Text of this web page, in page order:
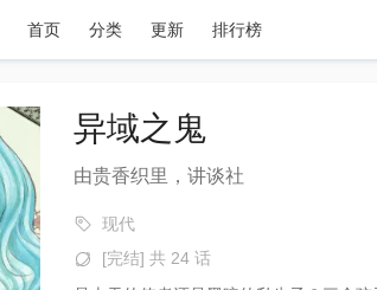
异域之鬼
由贵香织里，讲谈社
现代
[完结] 共 24 话
首页 分类 更新 排行榜